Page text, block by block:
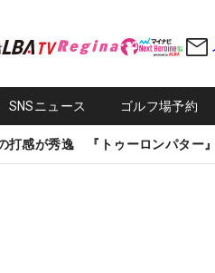
SNSニュース ゴルフ場予約
打感が秀逸 『トゥーロンパター』